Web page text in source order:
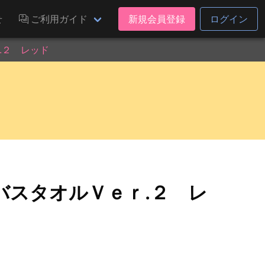
ご利用ガイド 新規会員登録 ログイン
２ レッド
スタオルＶｅｒ.２ レ